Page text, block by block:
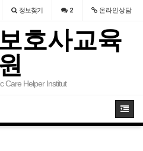
정보찾기 2 온라인상담
호사교육
원
Care Helper Institut